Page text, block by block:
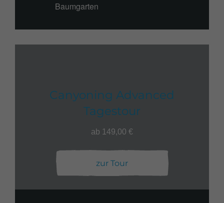
Baumgarten
Canyoning Advanced
Tagestour
ab 149,00 €
zur Tour